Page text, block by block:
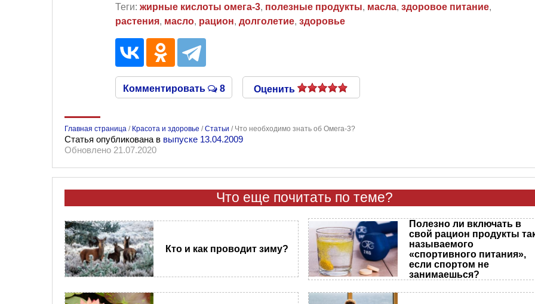
Теги: жирные кислоты омега-3, полезные продукты, масла, здоровое питание,
растения, масло, рацион, долголетие, здоровье
Комментировать 8 Оценить
Главная страница / Красота и здоровье /Статьи / Что необходимо знать об Омега-3?
Статья опубликована в выпуске 13.04.2009
Обновлено 21.07.2020
Что еще почитать по теме?
Кто и как проводит зиму?
Полезно ли включать в
свой рацион продукты
называемого
«спортивного питания»,
если спортом не
занимаешься?